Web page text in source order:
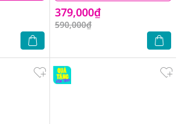
379,000₫
590,000₫